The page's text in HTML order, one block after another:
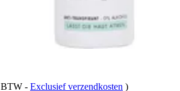
BTW - Exclusief verzendkosten )